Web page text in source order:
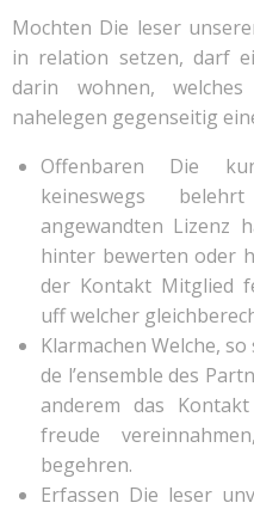
Mochten Die leser
in relation setzen, darf
darin wohnen,
nahelegen gegenseitig
Offenbaren Die
keineswegs
angewandten Lizenz
hinter bewerten oder
der Kontakt Mitglied
uff welcher
Klarmachen Welche,
de l’ensemble des
anderem das
freude
begehren.
Erfassen Die leser